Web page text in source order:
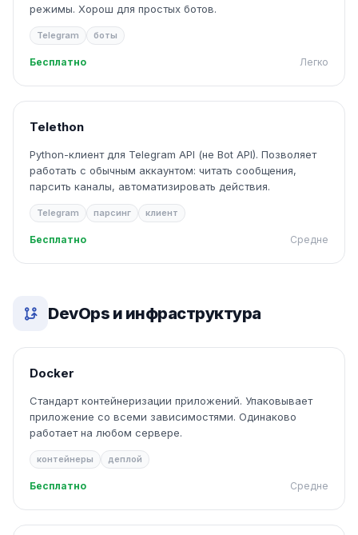
режимы. Хорош для простых ботов.
Telegram боты
Бесплатно Легко
Telethon
Python-клиент для Telegram API (не Bot API). Позволяет
работать с обычным аккаунтом: читать сообщения,
парсить каналы, автоматизировать действия.
Telegram парсинг клиент
Бесплатно Средне
DevOps и инфраструктура
Docker
Стандарт контейнеризации приложений. Упаковывает
приложение со всеми зависимостями. Одинаково
работает на любом сервере.
контейнеры деплой
Бесплатно Средне